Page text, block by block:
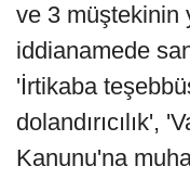
ve 3 müştekinin
iddianamede
'İrtikaba
dolandırıcılık',
Kanunu'na